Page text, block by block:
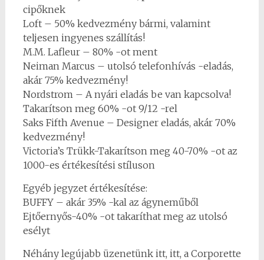
cipőknek
Loft – 50% kedvezmény bármi, valamint
teljesen ingyenes szállítás!
M.M. Lafleur – 80% -ot ment
Neiman Marcus – utolsó telefonhívás -eladás,
akár 75% kedvezmény!
Nordstrom – A nyári eladás be van kapcsolva!
Takarítson meg 60% -ot 9/12 -rel
Saks Fifth Avenue – Designer eladás, akár 70%
kedvezmény!
Victoria’s Trükk-Takarítson meg 40-70% -ot az
1000-es értékesítési stíluson
Egyéb jegyzet értékesítése:
BUFFY – akár 35% -kal az ágyneműből
Ejtőernyős-40% -ot takaríthat meg az utolsó
esélyt
Néhány legújabb üzenetünk itt, itt, a Corporette